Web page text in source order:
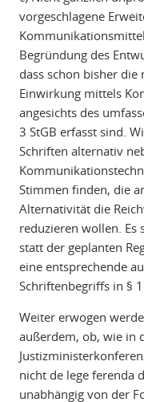
vorgeschlagene
Begründung des
dass schon bisher
Einwirkung mittels
angesichts des
3 StGB erfasst sind.
Schriften alternativ
Stimmen finden, die
Alternativität die
reduzieren wollen. Es
statt der geplanten
eine entsprechende
Schriftenbegriffs in §
Weiter erwogen
außerdem, ob, wie in
nicht de lege ferenda
unabhängig von der